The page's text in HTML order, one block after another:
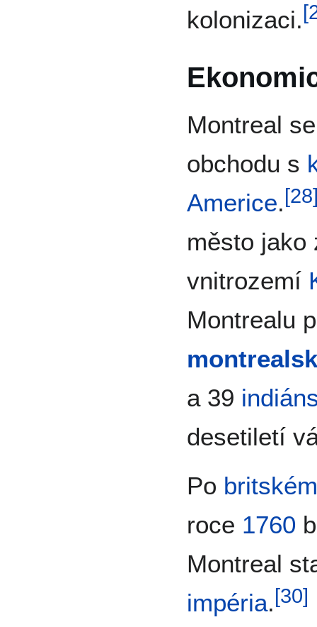
kolonizaci. [
Montreal
obchodu s
Americe.[28
město jako
vnitrozemí
Montrealu
a 39
desetiletí
Po britském
roce 1760
Montreal
impéria.[30]